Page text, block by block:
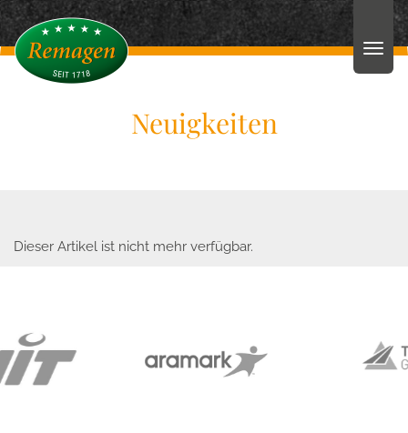
Neuigkeiten
Dieser Artikel ist nicht mehr verfügbar.